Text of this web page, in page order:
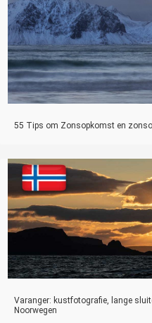
55 Tips om Zonsopkomst en
Varanger: kustfotografie, lange
Noorwegen